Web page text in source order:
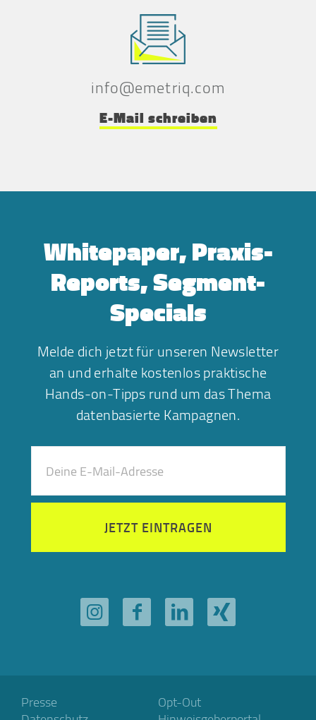
info@emetriq.com
E-Mail schreiben
Whitepaper, Praxis-
Reports, Segment-
Specials
Melde dich jetzt für unseren Newsletter
an und erhalte kostenlos praktische
Hands-on-Tipps rund um das Thema
datenbasierte Kampagnen.
JETZT EINTRAGEN
Presse
Opt-Out